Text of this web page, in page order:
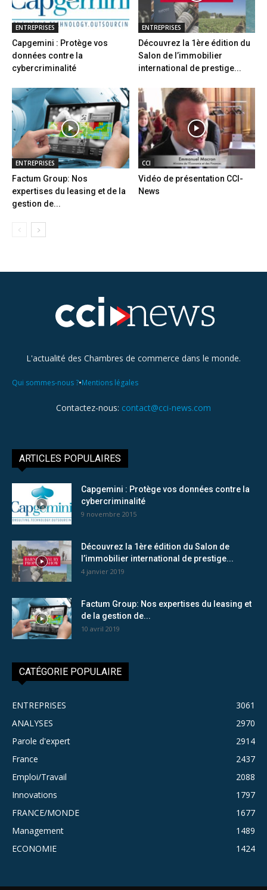
ENTREPRISES
Capgemini : Protège vos
données contre la
cybercriminalité
ENTREPRISES
Découvrez la 1ère édition du
Salon de l’immobilier
international de prestige...
ENTREPRISES
Factum Group: Nos
expertises du leasing et de la
gestion de...
CCI
Vidéo de présentation CCI-
News
L'actualité des Chambres de commerce dans le monde.
Qui sommes-nous ?•Mentions légales
Contactez-nous: contact@cci-news.com
ARTICLES POPULAIRES
Capgemini : Protège vos données contre la
cybercriminalité
9 novembre 2015
Découvrez la 1ère édition du Salon de
l’immobilier international de prestige...
4 janvier 2019
Factum Group: Nos expertises du leasing et
de la gestion de...
10 avril 2019
CATÉGORIE POPULAIRE
ENTREPRISES
3061
ANALYSES
2970
Parole d'expert
2914
France
2437
Emploi/Travail
2088
Innovations
1797
FRANCE/MONDE
1677
Management
1489
ECONOMIE
1424